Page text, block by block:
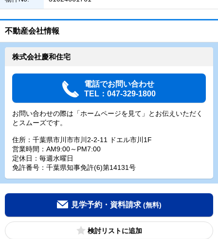
不動産会社情報
株式会社慶和住宅
電話でお問い合わせ
TEL：047-329-1800
お問い合わせの際は「ホームページを見て」とお伝えいただく
とスムーズです。
住所：千葉県市川市市川2-2-11 ドエル市川1F
営業時間：AM9:00～PM7:00
定休日：毎週水曜日
免許番号：千葉県知事免許(6)第14131号
見学予約・資料請求 (無料)
検討リスト